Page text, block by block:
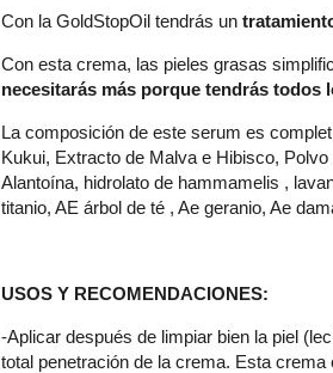
Con la GoldStopOil tendrás un
Con esta crema, las pieles grasas
necesitarás más porque tendrás todos
La composición de este serum es
Kukui, Extracto de Malva e Hibisco,
Alantoína, hidrolato de hammamelis ,
titanio, AE árbol de té , Ae geranio, Ae
USOS Y RECOMENDACIONES:
-Aplicar después de limpiar bien la piel
total penetración de la crema. Esta